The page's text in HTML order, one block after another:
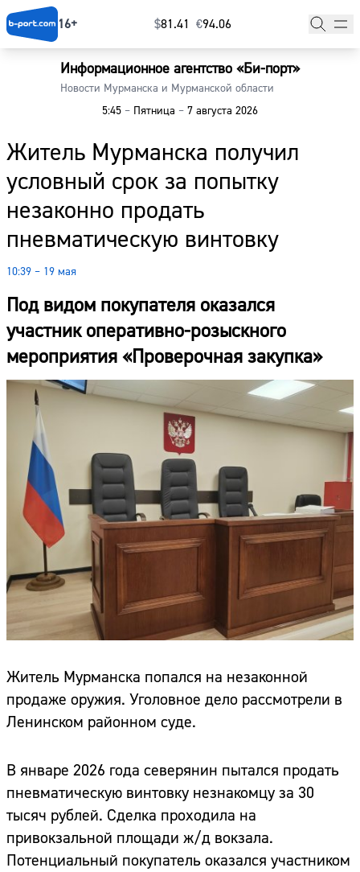
16+ $⁠81.41 €⁠94.06
Информационное агентство «Би-порт»
Новости Мурманска и Мурманской области
5:45 – Пятница – 7 августа 2026
Житель Мурманска получил
условный срок за попытку
незаконно продать
пневматическую винтовку
10:39 – 19 мая
Под видом покупателя оказался
участник оперативно-розыскного
мероприятия «Проверочная закупка»
Житель Мурманска попался на незаконной
продаже оружия. Уголовное дело рассмотрели в
Ленинском районном суде.
В январе 2026 года северянин пытался продать
пневматическую винтовку незнакомцу за 30
тысяч рублей. Сделка проходила на
привокзальной площади ж/д вокзала.
Потенциальный покупатель оказался участником
Главная
Наши гости
Фоторепортажи
Погода
Курсы валют